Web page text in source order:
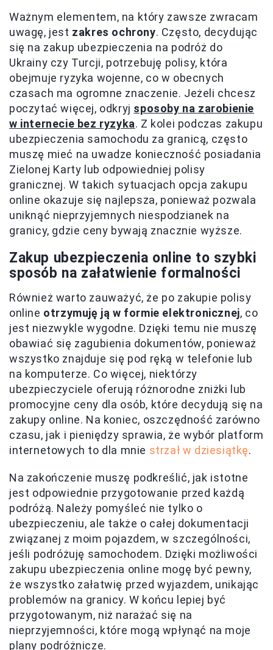
Ważnym elementem, na który zawsze zwracam
uwagę, jest zakres ochrony. Często, decydując
się na zakup ubezpieczenia na podróż do
Ukrainy czy Turcji, potrzebuję polisy, która
obejmuje ryzyka wojenne, co w obecnych
czasach ma ogromne znaczenie. Jeżeli chcesz
poczytać więcej, odkryj sposoby na zarobienie
w internecie bez ryzyka. Z kolei podczas zakupu
ubezpieczenia samochodu za granicą, często
muszę mieć na uwadze konieczność posiadania
Zielonej Karty lub odpowiedniej polisy
granicznej. W takich sytuacjach opcja zakupu
online okazuje się najlepsza, ponieważ pozwala
uniknąć nieprzyjemnych niespodzianek na
granicy, gdzie ceny bywają znacznie wyższe.
Zakup ubezpieczenia online to szybki
sposób na załatwienie formalności
Również warto zauważyć, że po zakupie polisy
online otrzymuję ją w formie elektronicznej, co
jest niezwykle wygodne. Dzięki temu nie muszę
obawiać się zagubienia dokumentów, ponieważ
wszystko znajduje się pod ręką w telefonie lub
na komputerze. Co więcej, niektórzy
ubezpieczyciele oferują różnorodne zniżki lub
promocyjne ceny dla osób, które decydują się na
zakupy online. Na koniec, oszczędność zarówno
czasu, jak i pieniędzy sprawia, że wybór platform
internetowych to dla mnie strzał w dziesiątkę.
Na zakończenie muszę podkreślić, jak istotne
jest odpowiednie przygotowanie przed każdą
podróżą. Należy pomyśleć nie tylko o
ubezpieczeniu, ale także o całej dokumentacji
związanej z moim pojazdem, w szczególności,
jeśli podróżuję samochodem. Dzięki możliwości
zakupu ubezpieczenia online mogę być pewny,
że wszystko załatwię przed wyjazdem, unikając
problemów na granicy. W końcu lepiej być
przygotowanym, niż narażać się na
nieprzyjemności, które mogą wpłynąć na moje
plany podróżnicze.